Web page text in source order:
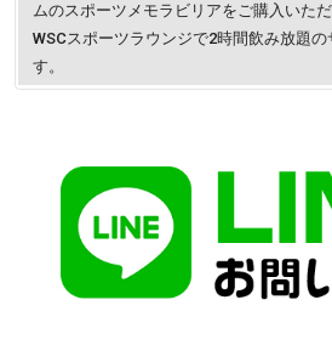
ムのスポーツメモラビリアをご購入いた
WSCスポーツラウンジで2時間飲み放題
す。